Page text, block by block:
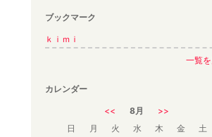
ブックマーク
ｋｉｍｉ
一覧
カレンダー
<< 8月
>>
日
月 火 水 木 金 土